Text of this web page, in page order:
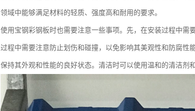
领域中能够满足材料的轻质、强度高和耐用的要求。
使用宝钢彩钢板时也需要注意一些事项。先，在安装过程中需
过程中需要注意防止划伤和碰撞，以免影响其美观性和防腐性
保持其外观和性能的良好状态。清洁时可以使用温和的清洁剂